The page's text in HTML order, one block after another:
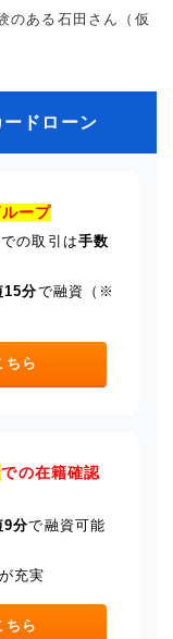
のある石田さん（仮
ドローン
ープ
の取引は手数
15分で融資（※
ちら
での在籍確認
9分で融資可能
充実
ちら